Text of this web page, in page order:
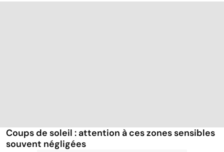
Coups de soleil : attention à ces zones sensibles
souvent négligées